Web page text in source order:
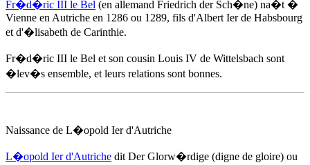
Fr�d�ric III le Bel (en allemand Friedrich der Sch�ne) na�t �
Vienne en Autriche en 1286 ou 1289, fils d'Albert Ier de Habsbourg
et d'�lisabeth de Carinthie.
Fr�d�ric III le Bel et son cousin Louis IV de Wittelsbach sont
�lev�s ensemble, et leurs relations sont bonnes.
Naissance de L�opold Ier d'Autriche
L�opold Ier d'Autriche dit Der Glorw�rdige (digne de gloire) ou